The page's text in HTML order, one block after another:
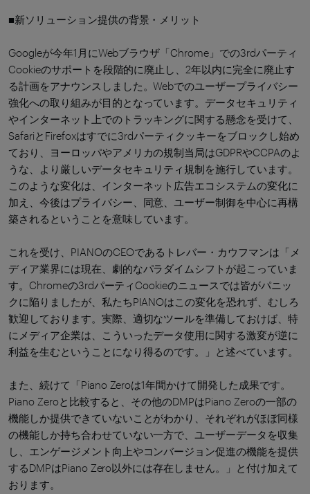
■新ソリューション提供の背景・メリット
Googleが今年1月にWebブラウザ「Chrome」での3rdパーティ
Cookieのサポートを段階的に廃止し、2年以内に完全に廃止す
る計画をアナウンスしました。Webでのユーザープライバシー
強化への取り組みが目的となっています。データセキュリティ
やインターネット上でのトラッキングに関する懸念を受けて、
SafariとFirefoxはすでに3rdパーティクッキーをブロックし始め
ており、ヨーロッパやアメリカの規制当局はGDPRやCCPAのよ
うな、より厳しいデータセキュリティ規制を施行しています。
このような変化は、インターネット広告エコシステムの変化に
加え、今後はプライバシー、同意、ユーザー制御を中心に再構
築されるということを意味しています。
これを受け、PIANOのCEOであるトレバー・カウフマンは「メ
ディア業界には現在、劇的なパラダイムシフトが起こっていま
す。Chromeの3rdパーティCookieのニュースでは皆がパニッ
クに陥りましたが、私たちPIANOはこの変化を恐れず、むしろ
歓迎しております。実際、適切なツールを準備しておけば、特
にメディア企業は、こういったデータ使用に関する激変が逆に
利益を生むということになり得るのです。」と述べています。
また、続けて「Piano Zeroは1年間かけて開発した成果です。
Piano Zeroと比較すると、その他のDMPはPiano Zeroの一部の
機能しか提供できていないことがわかり、それぞれがほぼ同様
の機能しか持ち合わせていない一方で、ユーザーデータを収集
し、エンゲージメント向上やコンバージョン促進の機能を提供
するDMPはPiano Zero以外には存在しません。」と付け加えて
おります。